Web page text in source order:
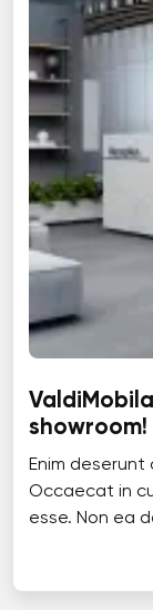
showroom!
Enim
Occaecat in
esse. Non ea